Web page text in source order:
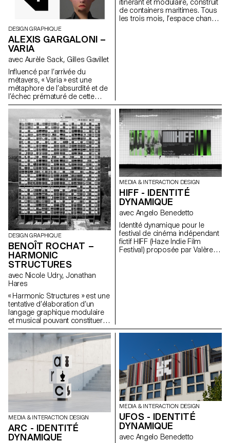
DESIGN GRAPHIQUE
ALEXIS GARGALONI –
VARIA
avec Aurèle Sack, Gilles Gavillet
Influencé par l’arrivée du
métavers, « Varia » est une
métaphore de l’absurdité et de
l’échec prématuré de cette
technologie, ainsi qu’une
recherche sur les formes en
typographie. En s’inspirant du
phénomène d’optimisation
géométrique en 3D Level of
Detail, « Varia » évolue sur un
axe du même nom et se
compose en trois cut : 0, 4, 8.
Alors que le niveau 0 semble
plus proche de la typographie
traditionnelle, il s’agit en réalité
d’une version « lissée » des cut
précédents qui tentent déjà de
synthétiser les lettres jusqu’à
leurs formes les plus
rudimentaires. De la rigidité des
formes, les contraintes
existentielles que pose la
recherche illustrent la vision
rétrograde et dystopique du
métavers, tout en proposant le
reflet rassurant d’une transition
géométrique future de nos
corps.
itinérant et modulaire, construit
de containers maritimes. Tous
les trois mois, l’espace change
containers. Les mêmes visuels
se déclinent via des affiches
animées présentées à travers
la ville, qui créent une nouvelle
lecture de l’information. « 606 »
s’articule autour d’une
communication développée
simultanément en volume, en
deux dimensions et en rythme.
DESIGN GRAPHIQUE
BENOÎT ROCHAT –
HARMONIC
STRUCTURES
avec Nicole Udry, Jonathan
Hares
« Harmonic Structures » est une
tentative d’élaboration d’un
langage graphique modulaire
et musical pouvant constituer la
base d’une architecture sonore.
Le premier numéro inscrit
certaines informations propres
au bâtiment et à la population
du Lignon à Genève, afin de les
appliquer dans un système de
notation musicale
bidimensionnelle. Finalement,
ces données sont interprétées
par un musicien utilisant une
MPC 1000 afin de permettre
une communication sonore de
ce qui constitue précisément le
bâtiment.
MEDIA & INTERACTION DESIGN
HIFF - IDENTITÉ
DYNAMIQUE
avec Angelo Benedetto
Identité dynamique pour le
festival de cinéma indépendant
fictif HIFF (Haze Indie Film
Festival) proposée par Valère
MEDIA & INTERACTION DESIGN
ARC - IDENTITÉ
DYNAMIQUE
MEDIA & INTERACTION DESIGN
UFOS - IDENTITÉ
DYNAMIQUE
avec Angelo Benedetto